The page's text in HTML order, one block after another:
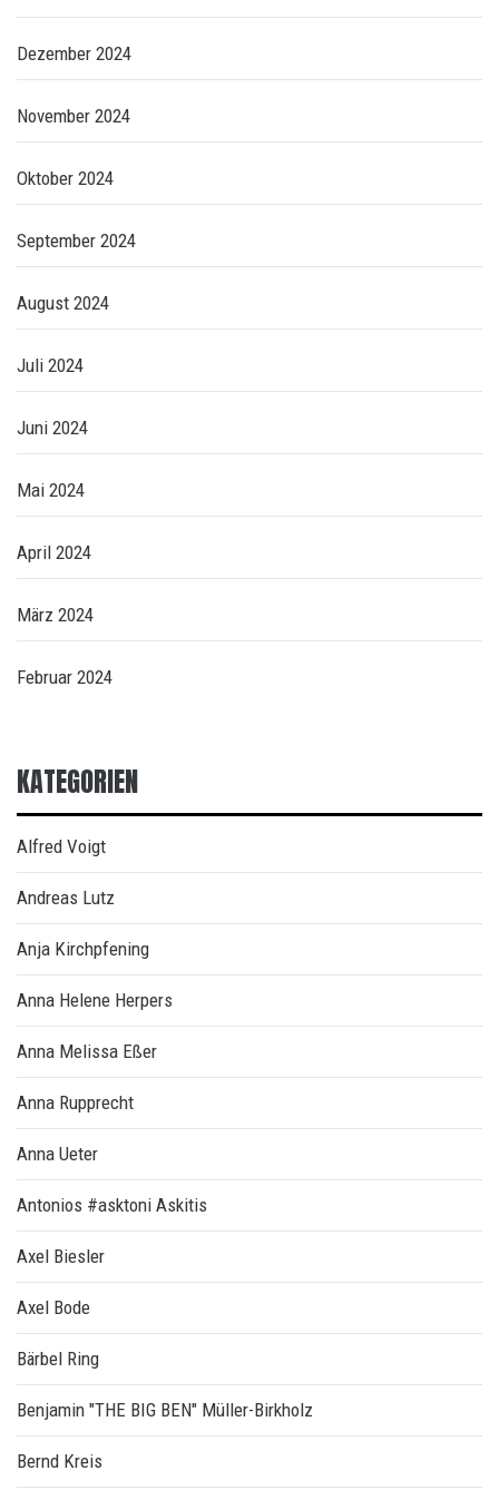
Dezember 2024
November 2024
Oktober 2024
September 2024
August 2024
Juli 2024
Juni 2024
Mai 2024
April 2024
März 2024
Februar 2024
KATEGORIEN
Alfred Voigt
Andreas Lutz
Anja Kirchpfening
Anna Helene Herpers
Anna Melissa Eßer
Anna Rupprecht
Anna Ueter
Antonios #asktoni Askitis
Axel Biesler
Axel Bode
Bärbel Ring
Benjamin "THE BIG BEN" Müller-Birkholz
Bernd Kreis